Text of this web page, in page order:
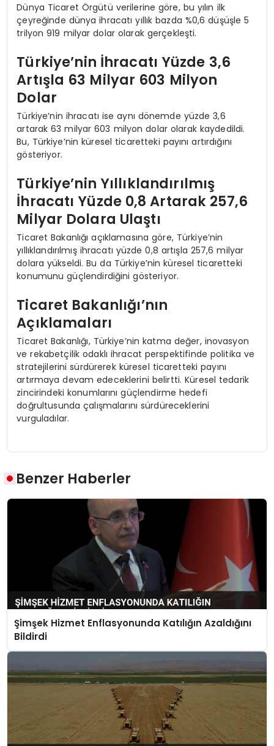
Dünya Ticaret Örgütü verilerine göre, bu yılın ilk
çeyreğinde dünya ihracatı yıllık bazda %0,6 düşüşle 5
trilyon 919 milyar dolar olarak gerçekleşti.
Türkiye’nin İhracatı Yüzde 3,6
Artışla 63 Milyar 603 Milyon
Dolar
Türkiye’nin ihracatı ise aynı dönemde yüzde 3,6
artarak 63 milyar 603 milyon dolar olarak kaydedildi.
Bu, Türkiye’nin küresel ticaretteki payını artırdığını
gösteriyor.
Türkiye’nin Yıllıklandırılmış
İhracatı Yüzde 0,8 Artarak 257,6
Milyar Dolara Ulaştı
Ticaret Bakanlığı açıklamasına göre, Türkiye’nin
yıllıklandırılmış ihracatı yüzde 0,8 artışla 257,6 milyar
dolara yükseldi. Bu da Türkiye’nin küresel ticaretteki
konumunu güçlendirdiğini gösteriyor.
Ticaret Bakanlığı’nın
Açıklamaları
Ticaret Bakanlığı, Türkiye’nin katma değer, inovasyon
ve rekabetçilik odaklı ihracat perspektifinde politika ve
stratejilerini sürdürerek küresel ticaretteki payını
artırmaya devam edeceklerini belirtti. Küresel tedarik
zincirindeki konumlarını güçlendirme hedefi
doğrultusunda çalışmalarını sürdüreceklerini
vurguladılar.
Benzer Haberler
Şimşek Hizmet Enflasyonunda Katılığın Azaldığını
Bildirdi